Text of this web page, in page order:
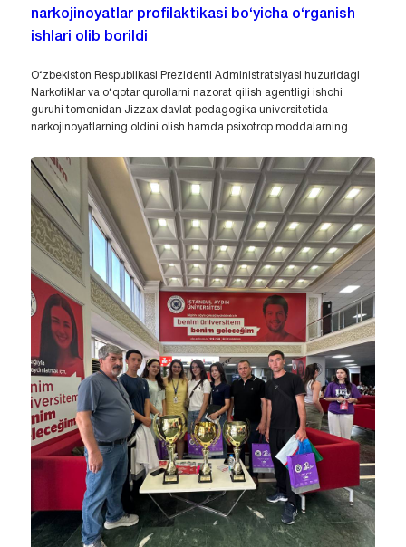
narkojinoyatlar profilaktikasi bo‘yicha o‘rganish
ishlari olib borildi
O‘zbekiston Respublikasi Prezidenti Administratsiyasi huzuridagi
Narkotiklar va o‘qotar qurollarni nazorat qilish agentligi ishchi
guruhi tomonidan Jizzax davlat pedagogika universitetida
narkojinoyatlarning oldini olish hamda psixotrop moddalarning...